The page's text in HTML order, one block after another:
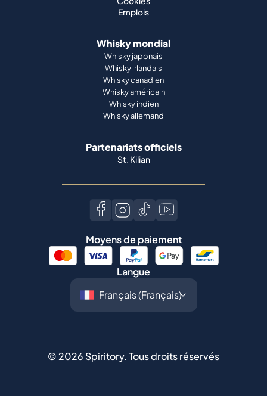
Emplois
Whisky mondial
Whisky japonais
Whisky irlandais
Whisky canadien
Whisky américain
Whisky indien
Whisky allemand
Partenariats officiels
St. Kilian
Moyens de paiement
Langue
© 2026 Spiritory.Tous droits réservés